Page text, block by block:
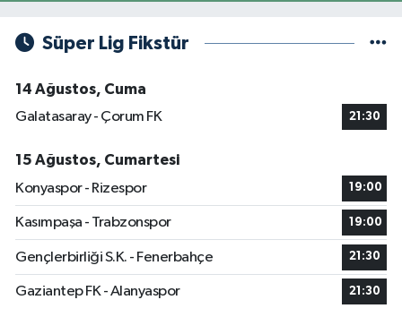
Süper Lig Fikstür
14 Ağustos, Cuma
Galatasaray - Çorum FK
21:30
15 Ağustos, Cumartesi
Konyaspor - Rizespor
19:00
Kasımpaşa - Trabzonspor 19:00
Gençlerbirliği S.K. - Fenerbahçe 21:30
Gaziantep FK - Alanyaspor 21:30